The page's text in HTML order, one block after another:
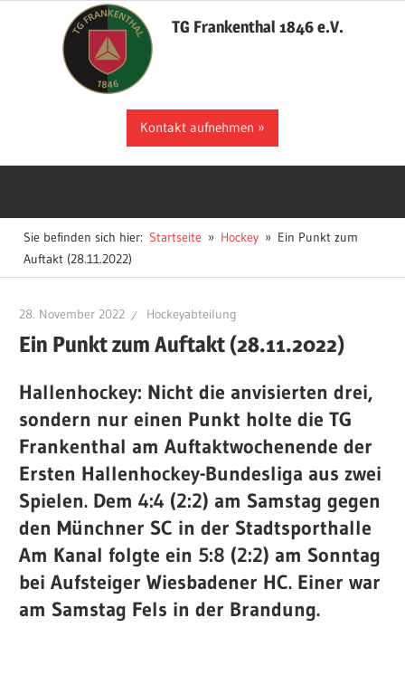
TG Frankenthal 1846 e.V.
Kontakt aufnehmen
Sie befinden sich hier: Startseite Hockey
Ein Punkt zum
Auftakt (28.11.2022)
28. November 2022 Hockeyabteilung
Ein Punkt zum Auftakt (28.11.2022)
Hallenhockey: Nicht die anvisierten drei,
sondern nur einen Punkt holte die TG
Frankenthal am Auftaktwochenende der
Ersten Hallenhockey-Bundesliga aus zwei
Spielen. Dem 4:4 (2:2) am Samstag gegen
den Münchner SC in der Stadtsporthalle
Am Kanal folgte ein 5:8 (2:2) am Sonntag
bei Aufsteiger Wiesbadener HC. Einer war
am Samstag Fels in der Brandung.